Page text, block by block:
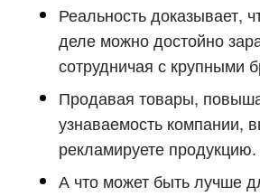
Реальность доказывает,
деле можно достойно
сотрудничая с крупными
Продавая товары,
узнаваемость компании,
рекламируете продукцию.
А что может быть лучше